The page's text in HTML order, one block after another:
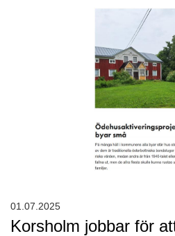
Korsholm jobbar för
01.07.2025